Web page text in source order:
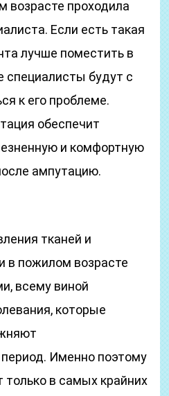
возрасте проходила
Если есть такая
лучше поместить в
специалисты будут с
к его проблеме.
обеспечит
и комфортную
ампутацию.
тканей и
в пожилом возрасте
всему виной
которые
Именно поэтому
в самых крайних